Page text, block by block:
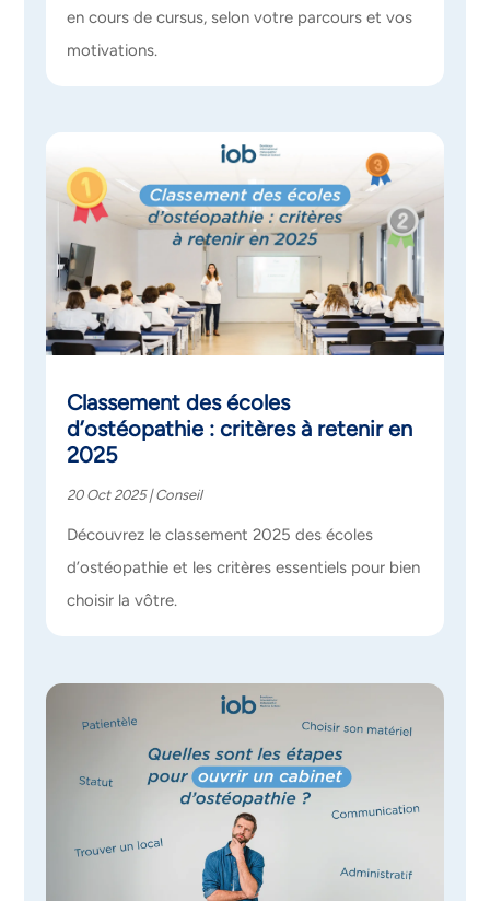
en cours de cursus, selon votre parcours et vos
motivations.
Classement des écoles
d’ostéopathie : critères à retenir en
2025
20 Oct 2025|Conseil
Découvrez le classement 2025 des écoles
d’ostéopathie et les critères essentiels pour bien
choisir la vôtre.